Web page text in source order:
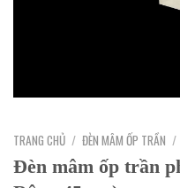
TRANG CHỦ / ĐÈN MÂM ỐP TRẦN /
Đèn mâm ốp trần